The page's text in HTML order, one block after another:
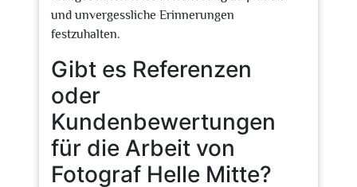
und unvergessliche Erinnerungen
festzuhalten.
Gibt es Referenzen
oder
Kundenbewertungen
für die Arbeit von
Fotograf Helle Mitte?